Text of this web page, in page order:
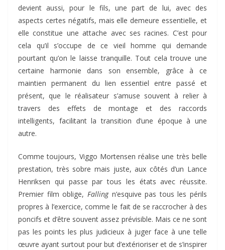
devient aussi, pour le fils, une part de lui, avec des
aspects certes négatifs, mais elle demeure essentielle, et
elle constitue une attache avec ses racines. C’est pour
cela qu’il s’occupe de ce vieil homme qui demande
pourtant qu’on le laisse tranquille. Tout cela trouve une
certaine harmonie dans son ensemble, grâce à ce
maintien permanent du lien essentiel entre passé et
présent, que le réalisateur s’amuse souvent à relier à
travers des effets de montage et des raccords
intelligents, facilitant la transition d’une époque à une
autre.
Comme toujours, Viggo Mortensen réalise une très belle
prestation, très sobre mais juste, aux côtés d’un Lance
Henriksen qui passe par tous les états avec réussite.
Premier film oblige, Fallingn’esquive pas tous les périls
propres à l’exercice, comme le fait de se raccrocher à des
poncifs et d’être souvent assez prévisible. Mais ce ne sont
pas les points les plus judicieux à juger face à une telle
œuvre ayant surtout pour but d’extérioriser et de s’inspirer